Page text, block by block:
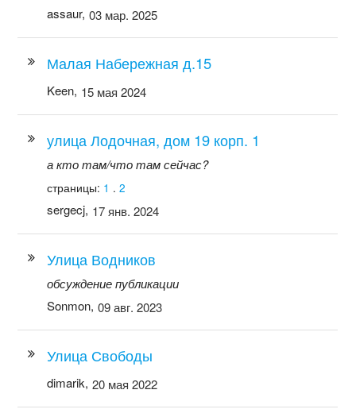
assaur, 03 мар. 2025
Малая Набережная д.15
Keen, 15 мая 2024
улица Лодочная, дом 19 корп. 1
а кто там/что там сейчас?
страницы: 1 .2
sergecj, 17 янв. 2024
Улица Водников
обсуждение публикации
Sonmon, 09 авг. 2023
Улица Свободы
dimarik, 20 мая 2022